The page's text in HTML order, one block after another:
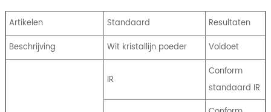
Artikelen Standaard
Resultaten
Beschrijving
Wit kristallijn poeder Voldoet
IR
Conform
standaard IR